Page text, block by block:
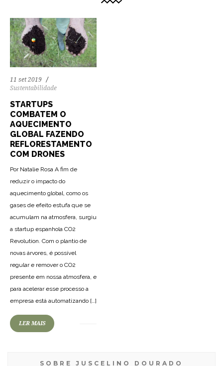
11 set 2019
Sustentabilidade
STARTUPS
COMBATEM O
AQUECIMENTO
GLOBAL FAZENDO
REFLORESTAMENTO
COM DRONES
Por Natalie Rosa A fim de
reduzir o impacto do
aquecimento global, como os
gases de efeito estufa que se
acumulam na atmosfera, surgiu
a startup espanhola CO2
Revolution. Com o plantio de
novas árvores, é possível
regular e remover o CO2
presente em nossa atmosfera, e
para acelerar esse processo a
empresa está automatizando […]
LER MAIS
SOBRE JUSCELINO DOURADO